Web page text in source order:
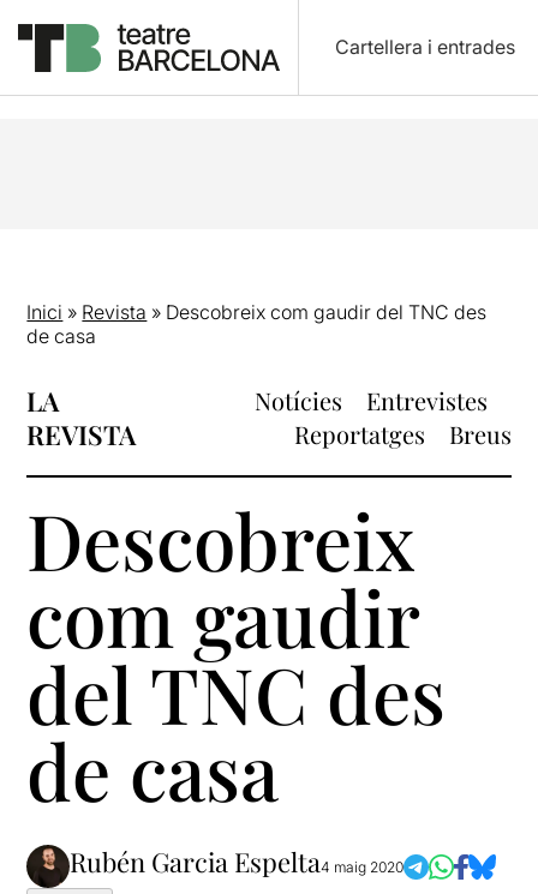
Cartellera i entrades
Inici » Revista » Descobreix com gaudir del TNC des
de casa
LA
REVISTA
Notícies
Entrevistes
Reportatges
Breus
Descobreix
com gaudir
del TNC des
de casa
Rubén Garcia Espelta4 maig 2020